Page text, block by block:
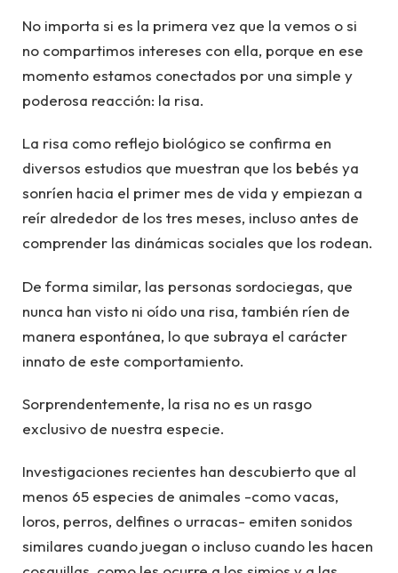
No importa si es la primera vez que la vemos o si
no compartimos intereses con ella, porque en ese
momento estamos conectados por una simple y
poderosa reacción: la risa.
La risa como reflejo biológico se confirma en
diversos estudios que muestran que los bebés ya
sonríen hacia el primer mes de vida y empiezan a
reír alrededor de los tres meses, incluso antes de
comprender las dinámicas sociales que los rodean.
De forma similar, las personas sordociegas, que
nunca han visto ni oído una risa, también ríen de
manera espontánea, lo que subraya el carácter
innato de este comportamiento.
Sorprendentemente, la risa no es un rasgo
exclusivo de nuestra especie.
Investigaciones recientes han descubierto que al
menos 65 especies de animales -como vacas,
loros, perros, delfines o urracas- emiten sonidos
similares cuando juegan o incluso cuando les hacen